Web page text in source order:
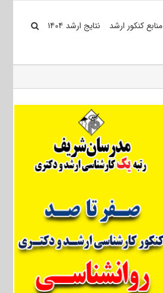
منابع کنکور ارشد نتایج ارشد ۱۴۰۴